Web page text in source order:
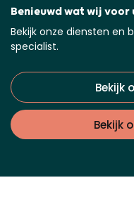
Benieuwd wat wij voor
Bekijk onze diensten en
specialist.
Bekijk
Bekijk